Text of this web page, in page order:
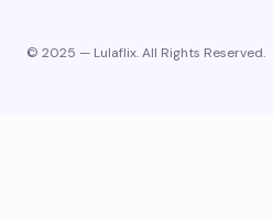
© 2025 — Lulaflix. All Rights Reserved.